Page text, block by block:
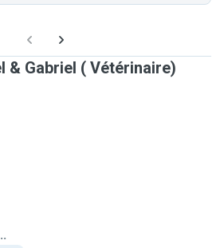
& Gabriel ( Vétérinaire)